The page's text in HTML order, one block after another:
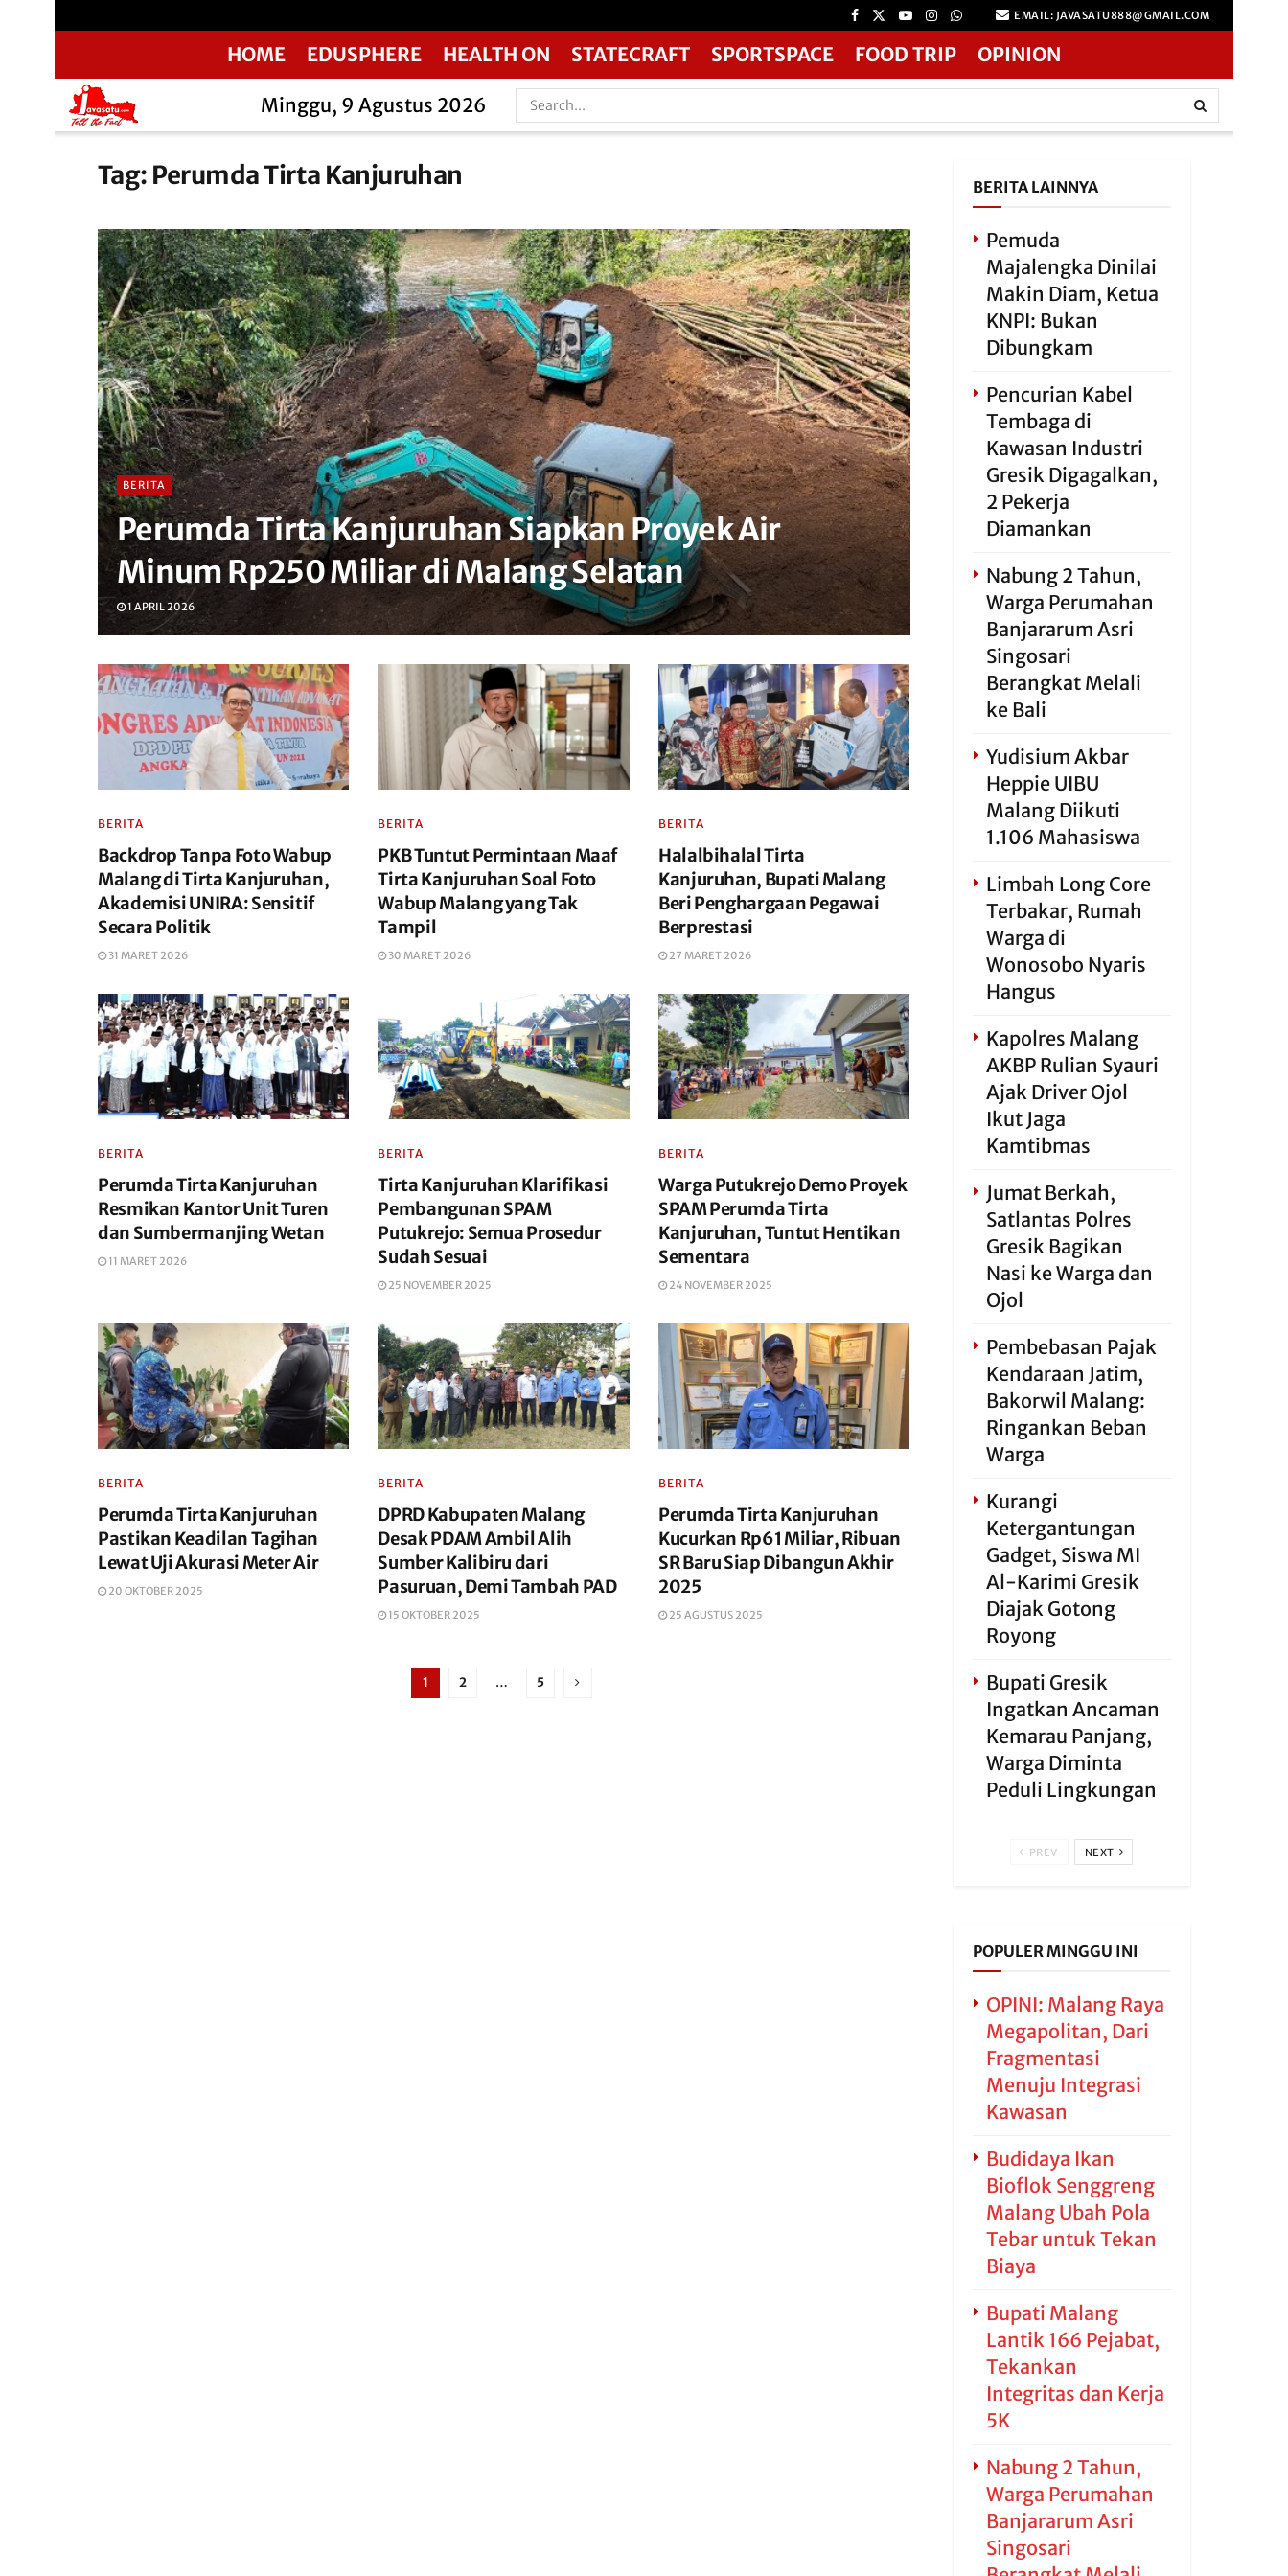
EMAIL: JAVASATU888@GMAIL.COM
HOME EDUSPHERE HEALTH ON STATECRAFT SPORTSPACE FOOD TRIP OPINION
Minggu, 9 Agustus 2026
Tag: Perumda Tirta Kanjuruhan
BERITA
Perumda Tirta Kanjuruhan Siapkan Proyek Air
Minum Rp250 Miliar di Malang Selatan
1 APRIL 2026
BERITA
Backdrop Tanpa Foto Wabup
Malang di Tirta Kanjuruhan,
Akademisi UNIRA: Sensitif
Secara Politik
31 MARET 2026
BERITA
PKB Tuntut Permintaan Maaf
Tirta Kanjuruhan Soal Foto
Wabup Malang yang Tak
Tampil
30 MARET 2026
BERITA
Halalbihalal Tirta
Kanjuruhan, Bupati Malang
Beri Penghargaan Pegawai
Berprestasi
27 MARET 2026
BERITA
Perumda Tirta Kanjuruhan
Resmikan Kantor Unit Turen
dan Sumbermanjing Wetan
11 MARET 2026
BERITA
Tirta Kanjuruhan Klarifikasi
Pembangunan SPAM
Putukrejo: Semua Prosedur
Sudah Sesuai
25 NOVEMBER 2025
BERITA
Warga Putukrejo Demo Proyek
SPAM Perumda Tirta
Kanjuruhan, Tuntut Hentikan
Sementara
24 NOVEMBER 2025
BERITA
Perumda Tirta Kanjuruhan
Pastikan Keadilan Tagihan
Lewat Uji Akurasi Meter Air
20 OKTOBER 2025
BERITA
DPRD Kabupaten Malang
Desak PDAM Ambil Alih
Sumber Kalibiru dari
Pasuruan, Demi Tambah PAD
15 OKTOBER 2025
BERITA
Perumda Tirta Kanjuruhan
Kucurkan Rp61 Miliar, Ribuan
SR Baru Siap Dibangun Akhir
2025
25 AGUSTUS 2025
1 2 … 5
BERITA LAINNYA
Pemuda
Majalengka Dinilai
Makin Diam, Ketua
KNPI: Bukan
Dibungkam
Pencurian Kabel
Tembaga di
Kawasan Industri
Gresik Digagalkan,
2 Pekerja
Diamankan
Nabung 2 Tahun,
Warga Perumahan
Banjararum Asri
Singosari
Berangkat Melali
ke Bali
Yudisium Akbar
Heppie UIBU
Malang Diikuti
1.106 Mahasiswa
Limbah Long Core
Terbakar, Rumah
Warga di
Wonosobo Nyaris
Hangus
Kapolres Malang
AKBP Rulian Syauri
Ajak Driver Ojol
Ikut Jaga
Kamtibmas
Jumat Berkah,
Satlantas Polres
Gresik Bagikan
Nasi ke Warga dan
Ojol
Pembebasan Pajak
Kendaraan Jatim,
Bakorwil Malang:
Ringankan Beban
Warga
Kurangi
Ketergantungan
Gadget, Siswa MI
Al-Karimi Gresik
Diajak Gotong
Royong
Bupati Gresik
Ingatkan Ancaman
Kemarau Panjang,
Warga Diminta
Peduli Lingkungan
PREV NEXT
POPULER MINGGU INI
OPINI: Malang Raya
Megapolitan, Dari
Fragmentasi
Menuju Integrasi
Kawasan
Budidaya Ikan
Bioflok Senggreng
Malang Ubah Pola
Tebar untuk Tekan
Biaya
Bupati Malang
Lantik 166 Pejabat,
Tekankan
Integritas dan Kerja
5K
Nabung 2 Tahun,
Warga Perumahan
Banjararum Asri
Singosari